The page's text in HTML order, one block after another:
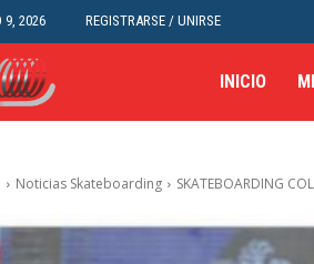
9, 2026 REGISTRARSE / UNIRSE
INICIO
Noticias Skateboarding SKATEBOARDING